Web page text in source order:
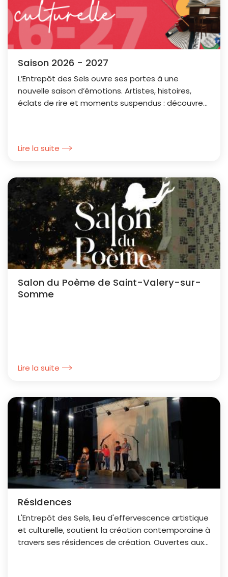
Saison 2026 - 2027
L’Entrepôt des Sels ouvre ses portes à une
nouvelle saison d’émotions. Artistes, histoires,
éclats de rire et moments suspendus : découvrez
Lire la suite
Salon du Poème de Saint-Valery-sur-
Somme
Lire la suite
Résidences
L'Entrepôt des Sels, lieu d'effervescence artistique
et culturelle, soutient la création contemporaine à
travers ses résidences de création. Ouvertes aux